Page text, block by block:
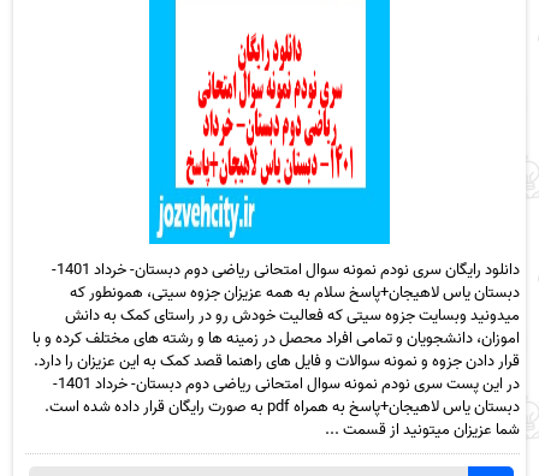
دانلود رایگان سری نودم نمونه سوال امتحانی ریاضی دوم دبستان- خرداد 1401-
دبستان یاس لاهیجان+پاسخ سلام به همه عزیزان جزوه سیتی، همونطور که
میدونید وبسایت جزوه سیتی که فعالیت خودش رو در راستای کمک به دانش
اموزان، دانشجویان و تمامی افراد محصل در زمینه ها و رشته های مختلف کرده و با
قرار دادن جزوه و نمونه سوالات و فایل های راهنما قصد کمک به این عزیزان را دارد.
در این پست سری نودم نمونه سوال امتحانی ریاضی دوم دبستان- خرداد 1401-
دبستان یاس لاهیجان+پاسخ به همراه pdf به صورت رایگان قرار داده شده است.
شما عزیزان میتونید از قسمت ...